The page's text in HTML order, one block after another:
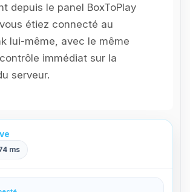
depuis le panel BoxToPlay
étiez connecté au
lui-même, avec le même
immédiat sur la
serveur.
ms